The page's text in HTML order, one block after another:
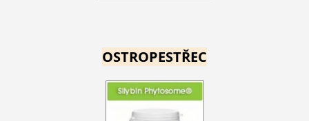
OSTROPESTŘEC